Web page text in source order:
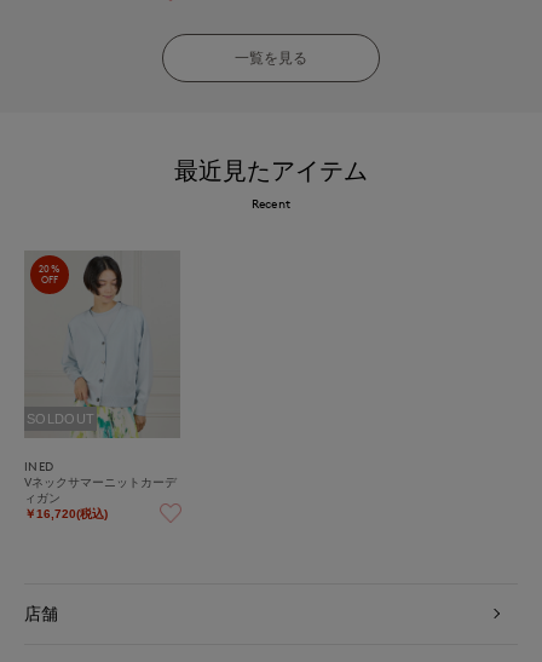
一覧を見る
最近見たアイテム
Recent
20%
OFF
SOLDOUT
INED
Vネックサマーニットカーデ
ィガン
￥16,720(税込)
店舗